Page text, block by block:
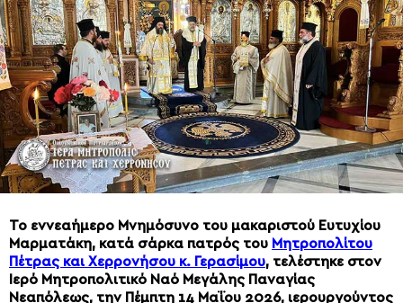
Το εννεαήμερο Μνημόσυνο του μακαριστού Ευτυχίου
Μαρματάκη, κατά σάρκα πατρός του Μητροπολίτου
Πέτρας και Χερρονήσου κ. Γερασίμου, τελέστηκε στον
Ιερό Μητροπολιτικό Ναό Μεγάλης Παναγίας
Νεαπόλεως, την Πέμπτη 14 Μαΐου 2026, ιερουργούντος